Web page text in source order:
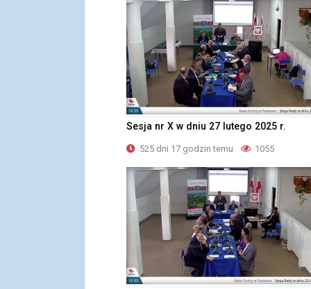
Sesja nr X w dniu 27 lutego 2025 r.
525 dni 17 godzin temu 1055